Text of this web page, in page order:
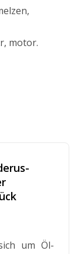
motor.
um Öl-